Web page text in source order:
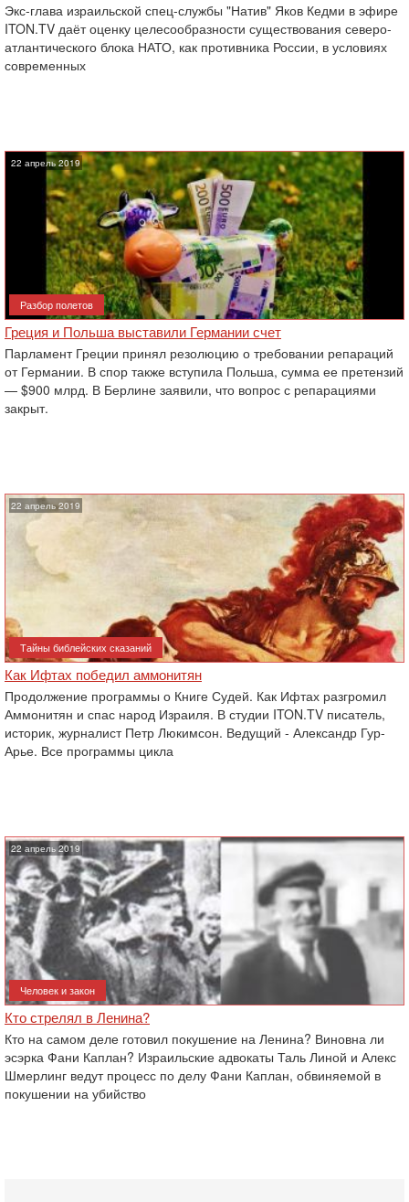
Экс-глава израильской спец-службы "Натив" Яков Кедми в эфире
ITON.TV даёт оценку целесообразности существования северо-
атлантического блока НАТО, как противника России, в условиях
современных
22 апрель 2019
Разбор полетов
Греция и Польша выставили Германии счет
Парламент Греции принял резолюцию о требовании репараций
от Германии. В спор также ‎вступила Польша, сумма ее претензий
— $900 млрд. В Берлине заявили, что ‎вопрос с репарациями
закрыт.
22 апрель 2019
Тайны библейских сказаний
Как Ифтах победил аммонитян
Продолжение программы о Книге Судей. Как Ифтах разгромил
Аммонитян и спас народ Израиля. В студии ITON.TV писатель,
историк, журналист Петр Люкимсон. Ведущий - Александр Гур-
Арье. Все программы цикла
22 апрель 2019
Человек и закон
Кто стрелял в Ленина?
Кто на самом деле готовил покушение на Ленина? Виновна ли
эсэрка Фани Каплан? Израильские адвокаты Таль Линой и Алекс
Шмерлинг ведут процесс по делу Фани Каплан, обвиняемой в
покушении на убийство